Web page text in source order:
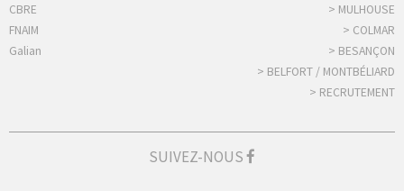
CBRE
FNAIM
Galian
> MULHOUSE
> COLMAR
> BESANÇON
> BELFORT / MONTBÉLIARD
> RECRUTEMENT
SUIVEZ-NOUS